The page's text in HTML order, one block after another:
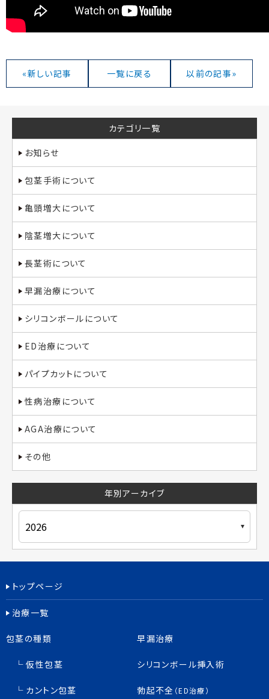
«新しい記事 一覧に戻る 以前の記事»
カテゴリ一覧
お知らせ
包茎手術について
亀頭増大について
陰茎増大について
長茎術について
早漏治療について
シリコンボールについて
ED治療について
パイプカットについて
性病治療について
AGA治療について
その他
年別アーカイブ
トップページ
治療一覧
包茎の種類
仮性包茎
カントン包茎
早漏治療
シリコンボール挿入術
勃起不全 （ED治療）